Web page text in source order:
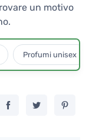
un motivo
Profumi unisex